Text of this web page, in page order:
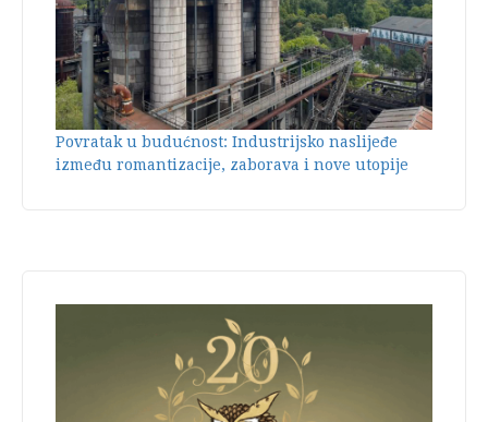
Povratak u budućnost: Industrijsko naslijeđe
između romantizacije, zaborava i nove utopije